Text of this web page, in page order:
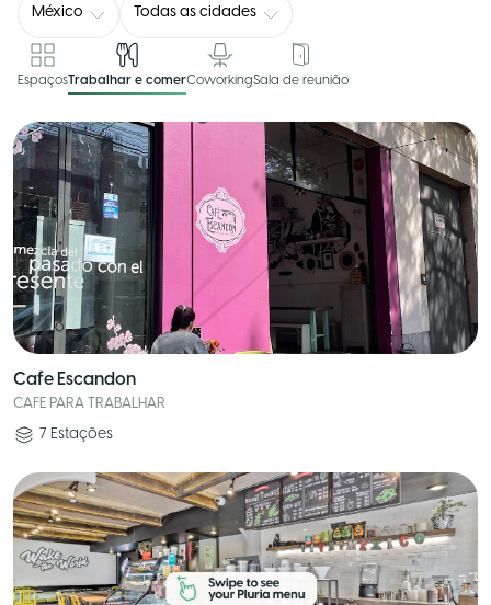
México Todas as cidades
EspaçosTrabalhar e comerCoworkingSala de reunião
Cafe Escandon
CAFE PARA TRABALHAR
7 Estações